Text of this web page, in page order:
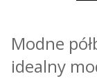
Modne
idealny